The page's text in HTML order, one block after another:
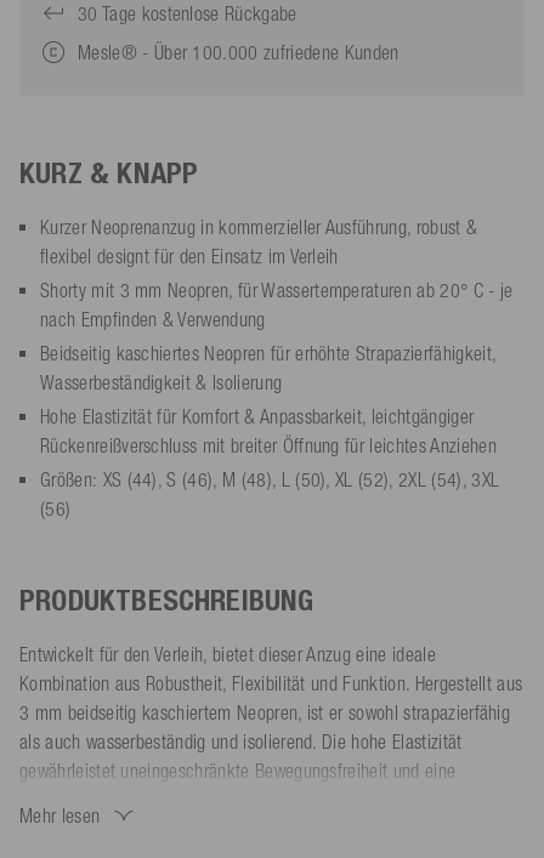
30 Tage kostenlose Rückgabe
Mesle® - Über 100.000 zufriedene Kunden
KURZ & KNAPP
Kurzer Neoprenanzug in kommerzieller Ausführung, robust &
flexibel designt für den Einsatz im Verleih
Shorty mit 3 mm Neopren, für Wassertemperaturen ab 20° C - je
nach Empfinden & Verwendung
Beidseitig kaschiertes Neopren für erhöhte Strapazierfähigkeit,
Wasserbeständigkeit & Isolierung
Hohe Elastizität für Komfort & Anpassbarkeit, leichtgängiger
Rückenreißverschluss mit breiter Öffnung für leichtes Anziehen
Größen: XS (44), S (46), M (48), L (50), XL (52), 2XL (54), 3XL
(56)
PRODUKTBESCHREIBUNG
Entwickelt für den Verleih, bietet dieser Anzug eine ideale
Kombination aus Robustheit, Flexibilität und Funktion. Hergestellt aus
3 mm beidseitig kaschiertem Neopren, ist er sowohl strapazierfähig
als auch wasserbeständig und isolierend. Die hohe Elastizität
gewährleistet uneingeschränkte Bewegungsfreiheit und eine
Der leichtgängige Rückenreißverschluss mit breiter Öffnung
Mehr lesen